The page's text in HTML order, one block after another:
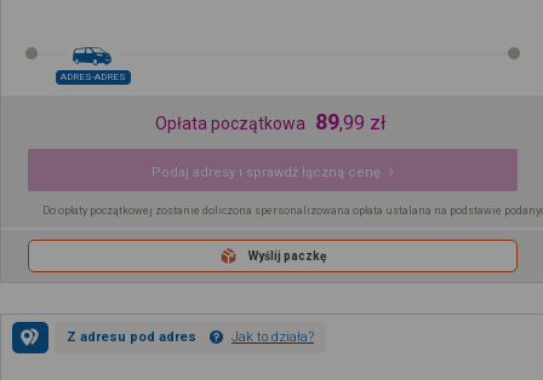
ADRES-ADRES
Opłata początkowa 89,99 zł
Podaj adresy i sprawdź łączną cenę
Do opłaty początkowej zostanie doliczona spersonalizowana opłata ustalana na podstawie
Wyślij paczkę
Z adresu pod adres Jak to działa?